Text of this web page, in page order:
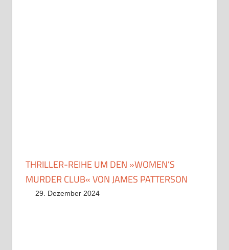
THRILLER-REIHE UM DEN »WOMEN’S
MURDER CLUB« VON JAMES PATTERSON
29. Dezember 2024